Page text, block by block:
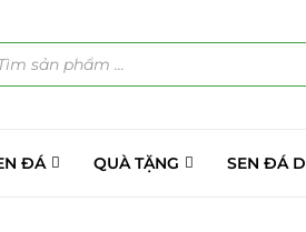
ĐÁ QUÀ TẶNG SEN ĐÁ